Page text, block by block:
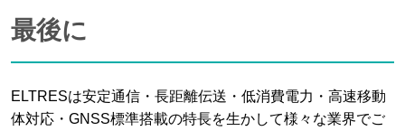
最後に
ELTRESは安定通信・長距離伝送・低消費電力・高速移動
体対応・GNSS標準搭載の特長を生かして様々な業界でご